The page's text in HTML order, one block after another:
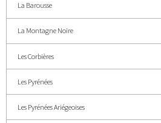
La Barousse
La Montagne Noire
Les Corbières
Les Pyrénées
Les Pyrénées Ariégeoises